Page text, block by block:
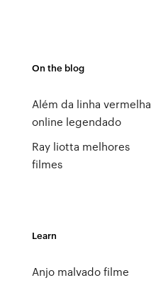
On the blog
Além da linha vermelha
online legendado
Ray liotta melhores
filmes
Learn
Anjo malvado filme